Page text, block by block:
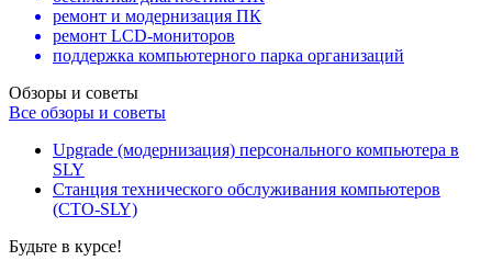
ремонт и модернизация ПК
ремонт LCD-мониторов
поддержка компьютерного парка организаций
Обзоры и советы
Все обзоры и советы
Upgrade (модернизация) персонального компьютера в
SLY
Станция технического обслуживания компьютеров
(СТО-SLY)
Будьте в курсе!